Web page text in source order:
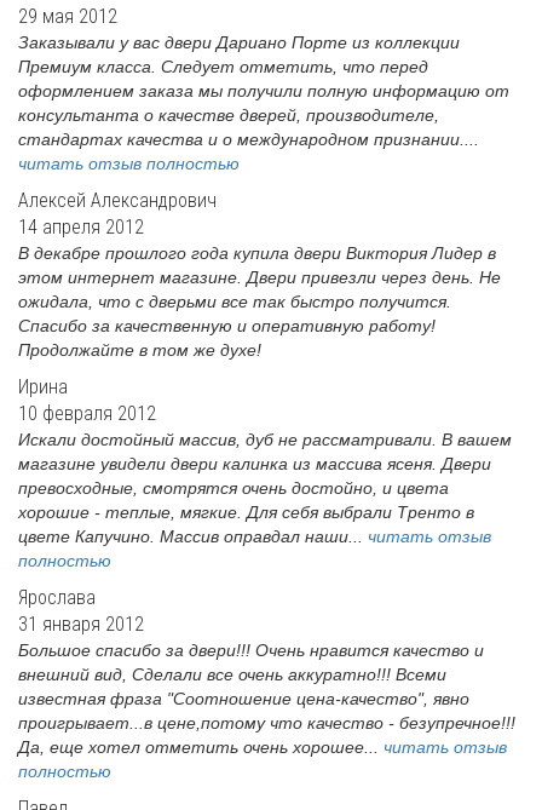
29 мая 2012
Заказывали у вас двери Дариано Порте из коллекции
Премиум класса. Следует отметить, что перед
оформлением заказа мы получили полную информацию от
консультанта о качестве дверей, производителе,
стандартах качества и о международном признании....
читать отзыв полностью
Алексей Александрович
14 апреля 2012
В декабре прошлого года купила двери Виктория Лидер в
этом интернет магазине. Двери привезли через день. Не
ожидала, что с дверьми все так быстро получится.
Спасибо за качественную и оперативную работу!
Продолжайте в том же духе!
Ирина
10 февраля 2012
Искали достойный массив, дуб не рассматривали. В вашем
магазине увидели двери калинка из массива ясеня. Двери
превосходные, смотрятся очень достойно, и цвета
хорошие - теплые, мягкие. Для себя выбрали Тренто в
цвете Капучино. Массив оправдал наши... читать отзыв
полностью
Ярослава
31 января 2012
Большое спасибо за двери!!! Очень нравится качество и
внешний вид, Сделали все очень аккуратно!!! Всеми
известная фраза "Соотношение цена-качество", явно
проигрывает...в цене,потому что качество - безупречное!!!
Да, еще хотел отметить очень хорошее... читать отзыв
полностью